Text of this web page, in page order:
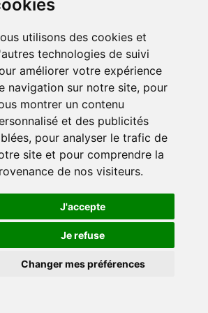
utilisons des cookies et
technologies de suivi
améliorer votre expérience
navigation sur notre site, pour
montrer un contenu
et des publicités
pour analyser le trafic de
site et pour comprendre la
de nos visiteurs.
J'accepte
Je refuse
Changer mes préférences
information)